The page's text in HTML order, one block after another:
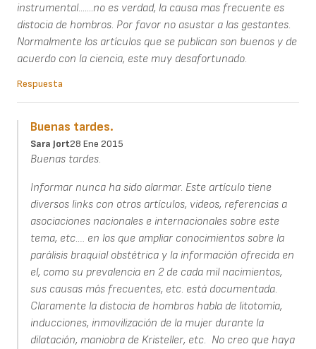
instrumental.......no es verdad, la causa mas frecuente es
distocia de hombros. Por favor no asustar a las gestantes.
Normalmente los artículos que se publican son buenos y de
acuerdo con la ciencia, este muy desafortunado.
Respuesta
Buenas tardes.
Sara Jort28 Ene 2015
Buenas tardes.
Informar nunca ha sido alarmar. Este artículo tiene
diversos links con otros artículos, videos, referencias a
asociaciones nacionales e internacionales sobre este
tema, etc.… en los que ampliar conocimientos sobre la
parálisis braquial obstétrica y la información ofrecida en
el, como su prevalencia en 2 de cada mil nacimientos,
sus causas más frecuentes, etc. está documentada.
Claramente la distocia de hombros habla de litotomía,
inducciones, inmovilización de la mujer durante la
dilatación, maniobra de Kristeller, etc. No creo que haya